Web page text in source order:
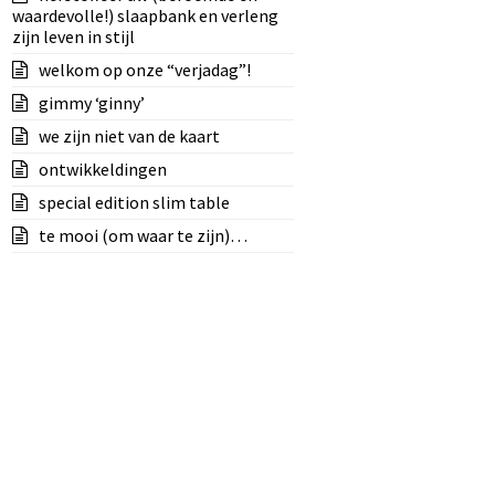
waardevolle!) slaapbank en verleng
zijn leven in stijl
welkom op onze “verjadag”!
gimmy ‘ginny’
we zijn niet van de kaart
ontwikkeldingen
special edition slim table
te mooi (om waar te zijn)…